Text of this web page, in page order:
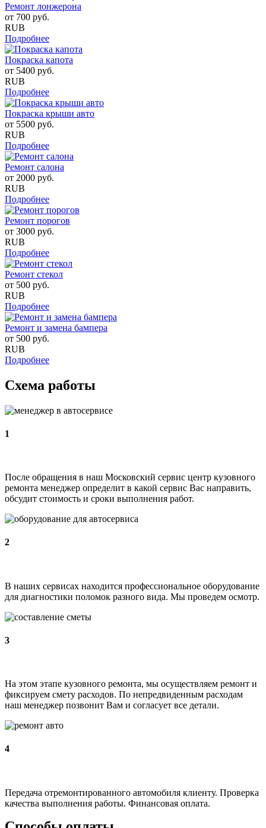
Ремонт лонжерона
от 700 руб.
RUB
Подробнее
Покраска капота
от 5400 руб.
RUB
Подробнее
Покраска крыши авто
от 5500 руб.
RUB
Подробнее
Ремонт салона
от 2000 руб.
RUB
Подробнее
Ремонт порогов
от 3000 руб.
RUB
Подробнее
Ремонт стекол
от 500 руб.
RUB
Подробнее
Ремонт и замена бампера
от 500 руб.
RUB
Подробнее
Схема работы
1
После обращения в наш Московский сервис центр кузовного
ремонта менеджер определит в какой сервис Вас направить,
обсудит стоимость и сроки выполнения работ.
2
В наших сервисах находится профессиональное оборудование
для диагностики поломок разного вида. Мы проведем осмотр.
3
На этом этапе кузовного ремонта, мы осуществляем ремонт и
фиксируем смету расходов. По непредвиденным расходам
наш менеджер позвонит Вам и согласует все детали.
4
Передача отремонтированного автомобиля клиенту. Проверка
качества выполнения работы. Финансовая оплата.